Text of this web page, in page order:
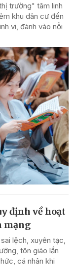
trường" tâm linh
khu dân cư đến
vi, đánh vào nỗi
định về hoạt
mạng
lệch, xuyên tạc,
tôn giáo lần
cá nhân khi